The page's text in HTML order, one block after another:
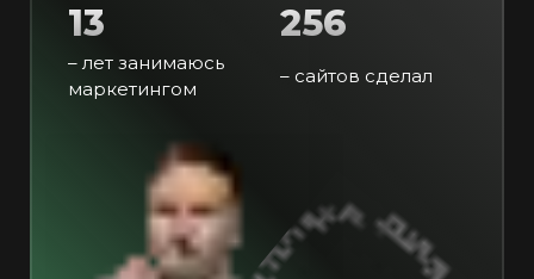
13 256
– лет занимаюсь
маркетингом
– сайтов сделал